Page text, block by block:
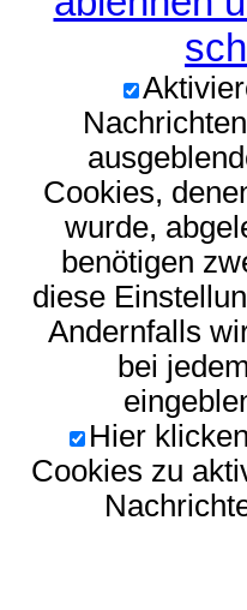
Cookies,
wurde,
benötigen
diese
Andernfalls
bei
Hier
Cookies zu